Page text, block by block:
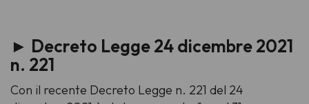
► Decreto Legge 24 dicembre 2021
n. 221
Con il recente Decreto Legge n. 221 del 24